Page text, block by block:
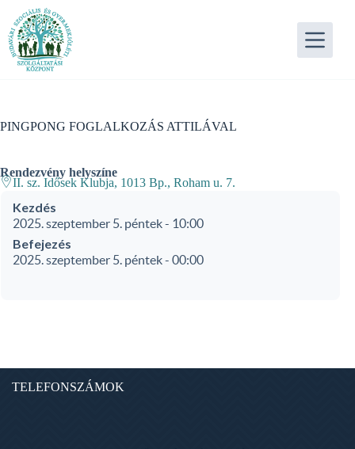
content
PINGPONG FOGLALKOZÁS ATTILÁVAL
Rendezvény helyszíne
II. sz. Idősek Klubja, 1013 Bp., Roham u. 7.
Kezdés
2025. szeptember 5. péntek - 10:00
Befejezés
2025. szeptember 5. péntek - 00:00
TELEFONSZÁMOK